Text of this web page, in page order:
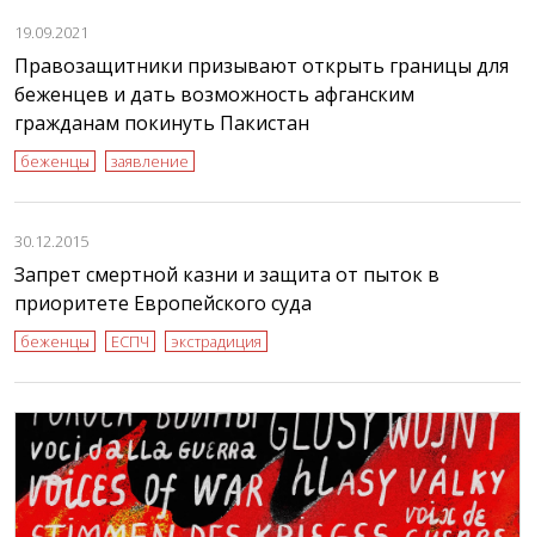
19.09.2021
Правозащитники призывают открыть границы для
беженцев и дать возможность афганским
гражданам покинуть Пакистан
беженцы заявление
30.12.2015
Запрет смертной казни и защита от пыток в
приоритете Европейского суда
беженцы ЕСПЧ экстрадиция